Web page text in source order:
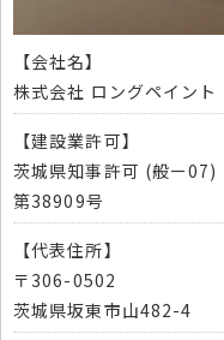
【会社名】
株式会社 ロングペイント
【建設業許可】
茨城県知事許可 (般ー07)
第38909号
【代表住所】
〒306-0502
茨城県坂東市山482-4